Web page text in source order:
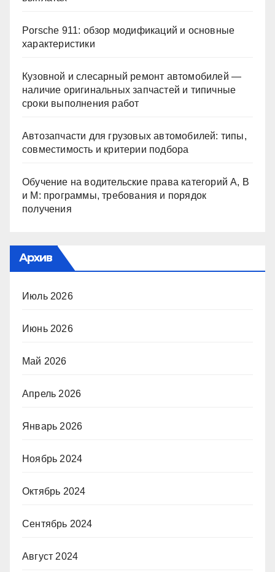
Porsche 911: обзор модификаций и основные
характеристики
Кузовной и слесарный ремонт автомобилей —
наличие оригинальных запчастей и типичные
сроки выполнения работ
Автозапчасти для грузовых автомобилей: типы,
совместимость и критерии подбора
Обучение на водительские права категорий A, B
и M: программы, требования и порядок
получения
Архив
Июль 2026
Июнь 2026
Май 2026
Апрель 2026
Январь 2026
Ноябрь 2024
Октябрь 2024
Сентябрь 2024
Август 2024